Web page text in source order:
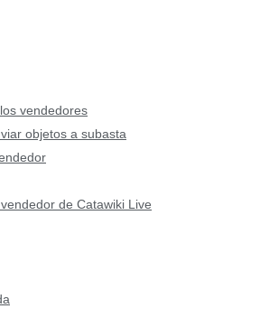
vendedores
objetos a subasta
de Catawiki Live